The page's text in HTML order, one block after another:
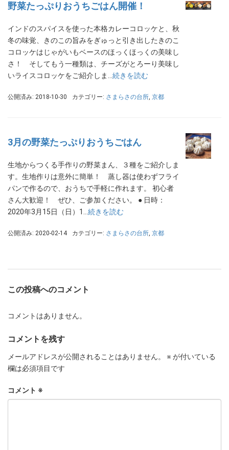
野菜たっぷりおうちごはん開催！
インドのスパイスを使った本格カレーコロッケと、秋
冬の味覚、きのこの旨みをぎゅっと引き出したきのこ
コロッケはじゃがいもベースのほっくほっくの美味し
さ！ そしてもう一種類は、チーズがとろーり美味し
いライスコロッケをご紹介しま…続きを読む
公開済み: 2018-10-30 カテゴリー: さまらさの台所, 京都
3月の野菜たっぷりおうちごはん
生地からつくる手作りの野菜まん、３種をご紹介しま
す。生地作りは意外に簡単！ 蒸し器は使わずフライ
パンで作るので、おうちで手軽に作れます。 初心者
さん大歓迎！ ぜひ、ご参加ください。 ● 日時：
2020年3月15日（日）1…続きを読む
公開済み: 2020-02-14 カテゴリー: さまらさの台所, 京都
この投稿へのコメント
コメントはありません。
コメントを残す
メールアドレスが公開されることはありません。 ※ が付いている
欄は必須項目です
コメント ※